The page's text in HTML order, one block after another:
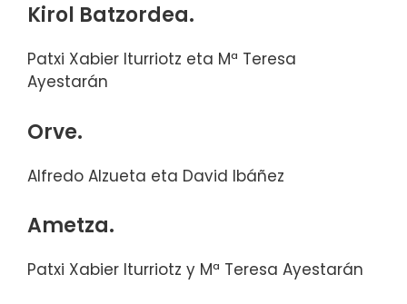
Kirol Batzordea.
Patxi Xabier Iturriotz eta Mª Teresa
Ayestarán
Orve.
Alfredo Alzueta eta David Ibáñez
Ametza.
Patxi Xabier Iturriotz y Mª Teresa Ayestarán